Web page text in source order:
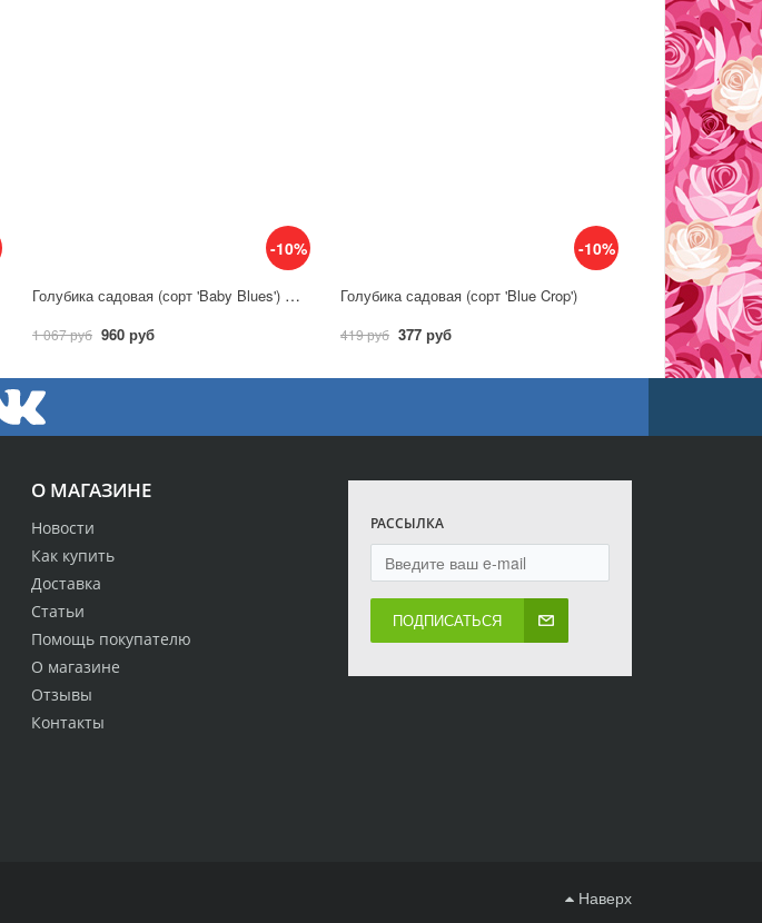
-10%
Голубика садовая (сорт 'Baby Blues') C2.5
1 067 руб 960 руб
-10%
Голубика садовая (сорт 'Blue Crop')
419 руб 377 руб
О МАГАЗИНЕ
Новости
Как купить
Доставка
Статьи
Помощь покупателю
О магазине
Отзывы
Контакты
РАССЫЛКА
ПОДПИСАТЬСЯ
Наверх